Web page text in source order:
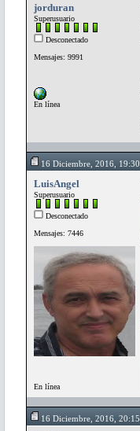
jorduran
Superusuario
Desconectado
Mensajes: 9991
En línea
16 Diciembre, 2016,
LuisAngel
Superusuario
Desconectado
Mensajes: 7446
En línea
16 Diciembre, 2016,